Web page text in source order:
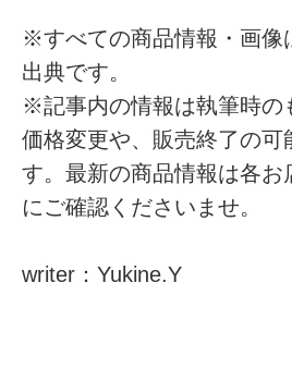
※すべての商品情報・画像
出典です。
※記事内の情報は執筆時の
価格変更や、販売終了の可
す。最新の商品情報は各お
にご確認くださいませ。
writer：Yukine.Y